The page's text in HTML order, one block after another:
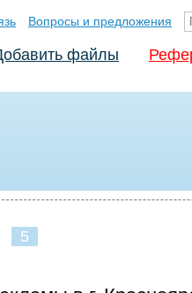
Вопросы и предложения
файлы
5